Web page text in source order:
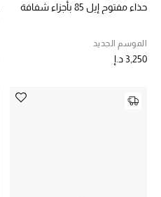
هدايا حسب الفئة
حذاء مفتوح إيل 85 بأجزاء شفافة
الموسم الجديد
3,250 د.إ